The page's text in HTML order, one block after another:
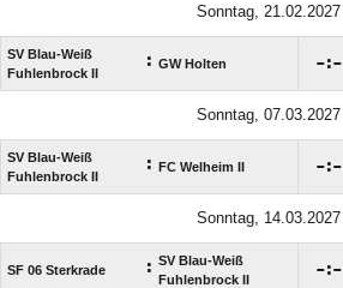
Sonntag, 21.02.2027
SV Blau-Weiß
Fuhlenbrock II
: GW Holten :
Sonntag, 07.03.2027
SV Blau-Weiß
Fuhlenbrock II
: FC Welheim II :
Sonntag, 14.03.2027
SF 06 Sterkrade : SV Blau-Weiß
Fuhlenbrock II
: